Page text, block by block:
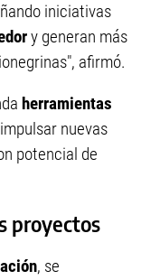
iniciativas
y generan más
afirmó.
herramientas
nuevas
potencial de
proyectos
, se